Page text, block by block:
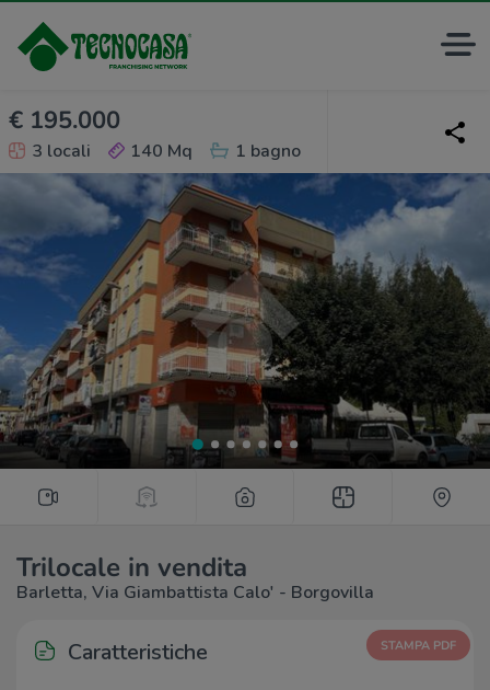
€ 195.000
3 locali 140 Mq 1 bagno
Trilocale in vendita
Barletta, Via Giambattista Calo' - Borgovilla
Caratteristiche STAMPA PDF